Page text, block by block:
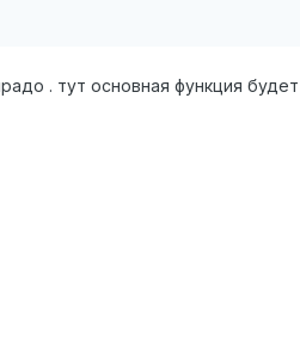
. тут основная функция